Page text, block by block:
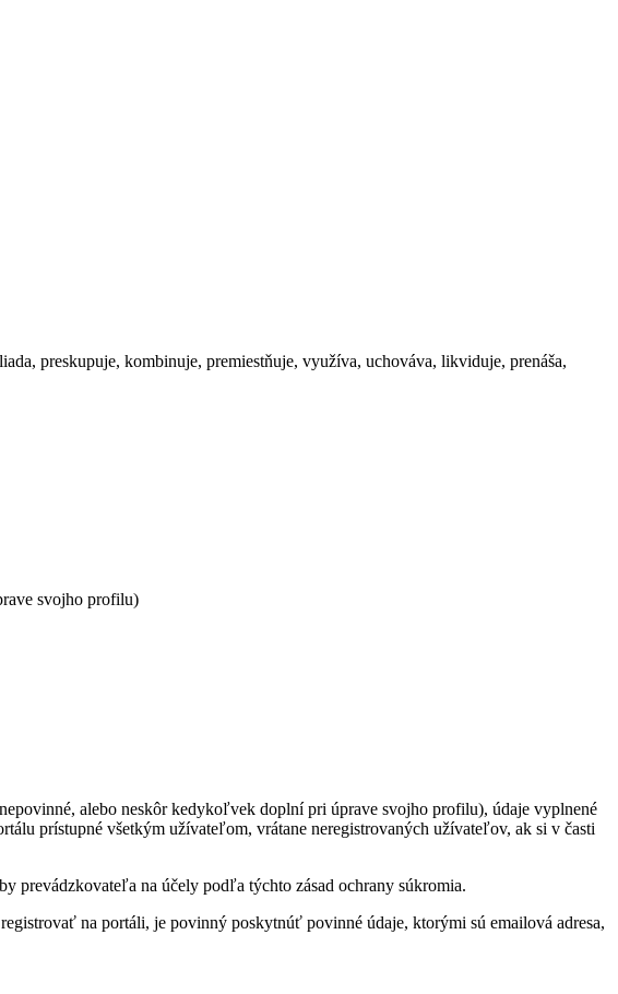
preskupuje, kombinuje, premiestňuje, využíva, uchováva, likviduje, prenáša,
svojho profilu)
alebo neskôr kedykoľvek doplní pri úprave svojho profilu), údaje vyplnené
prístupné všetkým užívateľom, vrátane neregistrovaných užívateľov, ak si v časti
prevádzkovateľa na účely podľa týchto zásad ochrany súkromia.
na portáli, je povinný poskytnúť povinné údaje, ktorými sú emailová adresa,